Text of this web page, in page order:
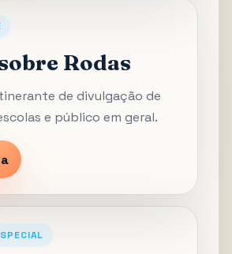
Rodas
de divulgação de
e público em geral.